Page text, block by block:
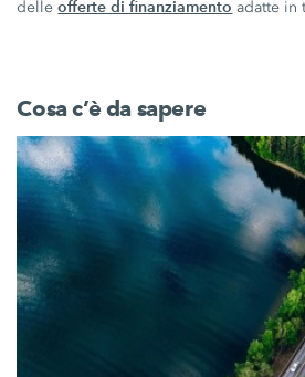
delleofferte di finanziamento adatte in
Cosa c’è da sapere